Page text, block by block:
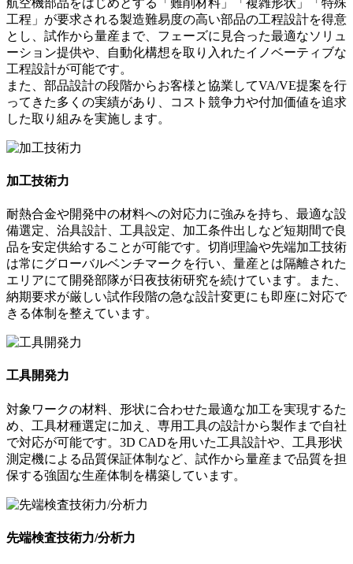
工程」が要求される製造難易度の高い部品の工程設計を得意
とし、試作から量産まで、フェーズに見合った最適なソリュ
ーション提供や、自動化構想を取り入れたイノベーティブな
工程設計が可能です。
また、部品設計の段階からお客様と協業してVA/VE提案を行
ってきた多くの実績があり、コスト競争力や付加価値を追求
した取り組みを実施します。
加工技術力
耐熱合金や開発中の材料への対応力に強みを持ち、最適な設
備選定、治具設計、工具設定、加工条件出しなど短期間で良
品を安定供給することが可能です。切削理論や先端加工技術
は常にグローバルベンチマークを行い、量産とは隔離された
エリアにて開発部隊が日夜技術研究を続けています。また、
納期要求が厳しい試作段階の急な設計変更にも即座に対応で
きる体制を整えています。
工具開発力
対象ワークの材料、形状に合わせた最適な加工を実現するた
め、工具材種選定に加え、専用工具の設計から製作まで自社
で対応が可能です。3D CADを用いた工具設計や、工具形状
測定機による品質保証体制など、試作から量産まで品質を担
保する強固な生産体制を構築しています。
先端検査技術力/分析力